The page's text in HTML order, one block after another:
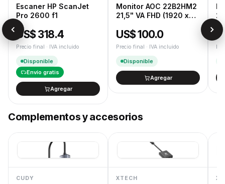
Cambios y devoluciones según la Ley de Defensa del
Consumidor.
Escaner HP ScanJet
Pro 2600 f1
US$ 318.4
Precio final · IVA incluido
Disponible
Envío gratis
Agregar
Monitor AOC 22B2HM2
21,5" VA FHD (1920 x
USA
US$ 100.0
Precio final · IVA incluido
Disponible
Agregar
Complementos y accesorios
CUDY XTECH